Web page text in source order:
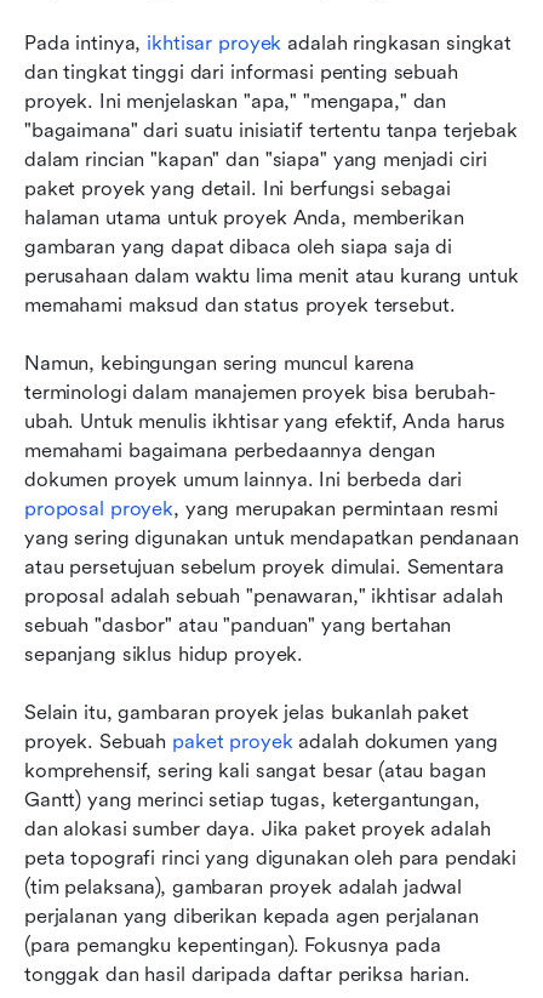
Pada intinya, ikhtisar proyek adalah ringkasan singkat
dan tingkat tinggi dari informasi penting sebuah
proyek. Ini menjelaskan "apa," "mengapa," dan
"bagaimana" dari suatu inisiatif tertentu tanpa terjebak
dalam rincian "kapan" dan "siapa" yang menjadi ciri
paket proyek yang detail. Ini berfungsi sebagai
halaman utama untuk proyek Anda, memberikan
gambaran yang dapat dibaca oleh siapa saja di
perusahaan dalam waktu lima menit atau kurang untuk
memahami maksud dan status proyek tersebut.
Namun, kebingungan sering muncul karena
terminologi dalam manajemen proyek bisa berubah-
ubah. Untuk menulis ikhtisar yang efektif, Anda harus
memahami bagaimana perbedaannya dengan
proposal proyek, yang merupakan permintaan resmi
yang sering digunakan untuk mendapatkan pendanaan
atau persetujuan sebelum proyek dimulai. Sementara
proposal adalah sebuah "penawaran," ikhtisar adalah
sebuah "dasbor" atau "panduan" yang bertahan
sepanjang siklus hidup proyek.
Selain itu, gambaran proyek jelas bukanlah paket
proyek. Sebuah paket proyek adalah dokumen yang
komprehensif, sering kali sangat besar (atau bagan
Gantt) yang merinci setiap tugas, ketergantungan,
dan alokasi sumber daya. Jika paket proyek adalah
peta topografi rinci yang digunakan oleh para pendaki
(tim pelaksana), gambaran proyek adalah jadwal
perjalanan yang diberikan kepada agen perjalanan
(para pemangku kepentingan). Fokusnya pada
tonggak dan hasil daripada daftar periksa harian.